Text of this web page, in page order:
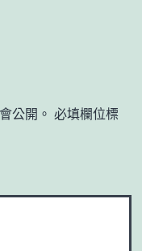
公開。 必填欄位標